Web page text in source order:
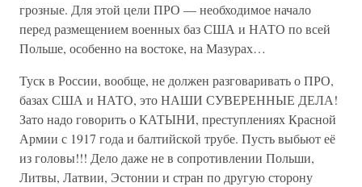
грозные. Для этой цели ПРО — необходимое начало
перед размещением военных баз США и НАТО по всей
Польше, особенно на востоке, на Мазурах…
Туск в России, вообще, не должен разговаривать о ПРО,
базах США и НАТО, это НАШИ СУВЕРЕННЫЕ ДЕЛА!
Зато надо говорить о КАТЫНИ, преступлениях Красной
Армии с 1917 года и балтийской трубе. Пусть выбьют её
из головы!!! Дело даже не в сопротивлении Польши,
Литвы, Латвии, Эстонии и стран по другую сторону